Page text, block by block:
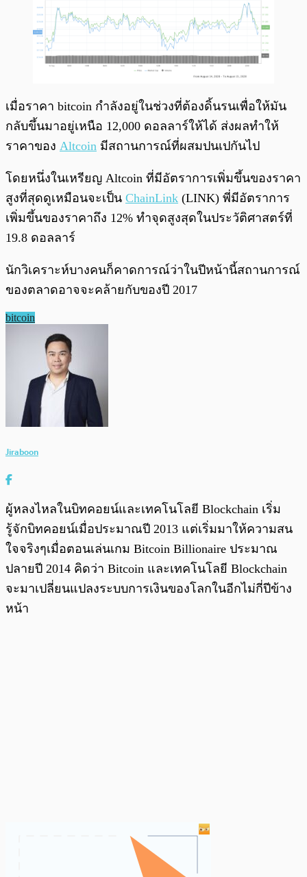
เมื่อราคา bitcoin กำลังอยู่ในช่วงที่ต้องดิ้นรนเพื่อให้มัน
กลับขึ้นมาอยู่เหนือ 12,000 ดอลลาร์ให้ได้ ส่งผลทำให้
ราคาของ Altcoin มีสถานการณ์ที่ผสมปนเปกันไป
โดยหนึ่งในเหรียญ Altcoin ที่มีอัตราการเพิ่มขึ้นของราคา
สูงที่สุดดูเหมือนจะเป็น ChainLink (LINK) พี่มีอัตราการ
เพิ่มขึ้นของราคาถึง 12% ทำจุดสูงสุดในประวัติศาสตร์ที่
19.8 ดอลลาร์
นักวิเคราะห์บางคนก็คาดการณ์ว่าในปีหน้านี้สถานการณ์
ของตลาดอาจจะคล้ายกับของปี 2017
bitcoin
Jiraboon
ผู้หลงไหลในบิทคอยน์และเทคโนโลยี Blockchain เริ่ม
รู้จักบิทคอยน์เมื่อประมาณปี 2013 แต่เริ่มมาให้ความสน
ใจจริงๆเมื่อตอนเล่นเกม Bitcoin Billionaire ประมาณ
ปลายปี 2014 คิดว่า Bitcoin และเทคโนโลยี Blockchain
จะมาเปลี่ยนแปลงระบบการเงินของโลกในอีกไม่กี่ปีข้าง
หน้า